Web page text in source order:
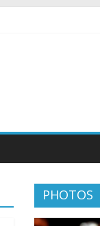
PHOTOS